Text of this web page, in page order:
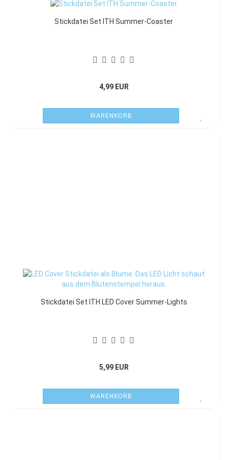
Stickdatei Set ITH Summer-Coaster
4,99 EUR
WARENKORB
Stickdatei Set ITH LED Cover Summer-Lights
5,99 EUR
WARENKORB